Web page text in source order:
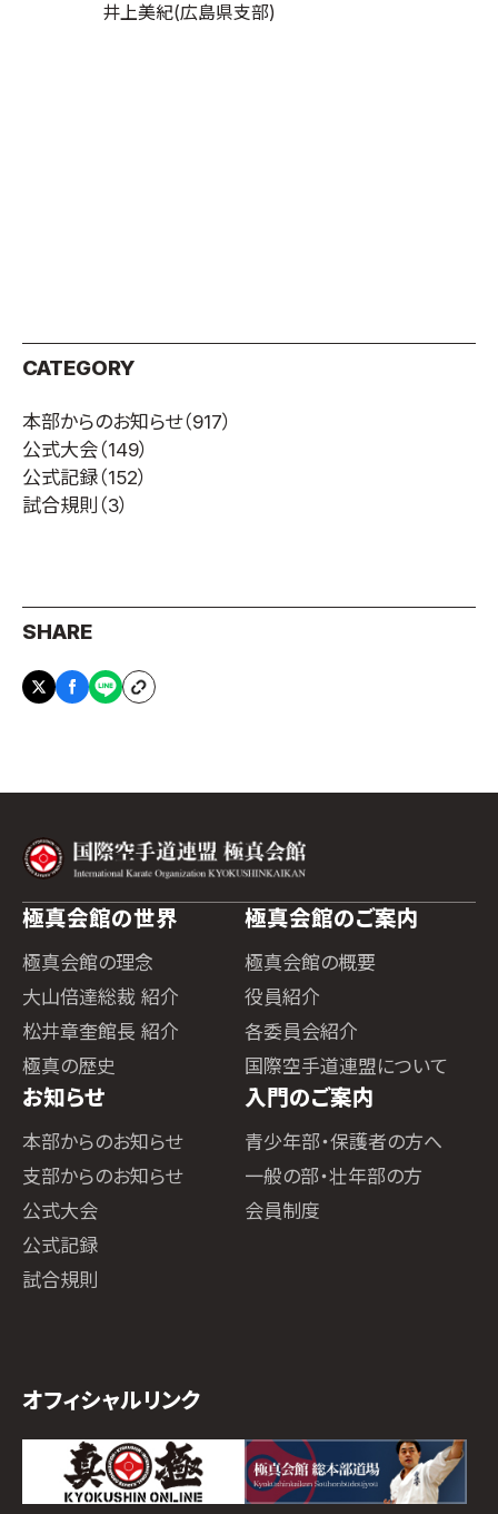
井上美紀(広島県支部)
CATEGORY
本部からのお知らせ（917）
公式大会（149）
公式記録（152）
試合規則 （3）
SHARE
極真会館の世界
極真会館の理念
大山倍達総裁 紹介
松井章奎館長 紹介
極真の歴史
極真会館のご案内
極真会館の概要
役員紹介
各委員会紹介
国際空手道連盟について
お知らせ
本部からのお知らせ
支部からのお知らせ
公式大会
公式記録
試合規則
入門のご案内
青少年部・保護者の方へ
一般の部・壮年部の方
会員制度
オフィシャルリンク